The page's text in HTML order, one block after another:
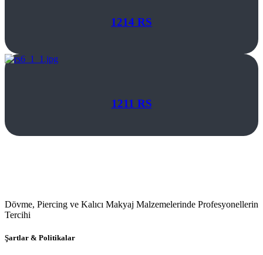
1214 RS
1211 RS
Dövme, Piercing ve Kalıcı Makyaj Malzemelerinde Profesyonellerin
Tercihi
Şartlar & Politikalar